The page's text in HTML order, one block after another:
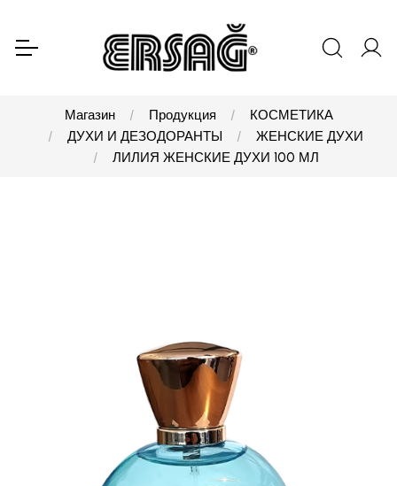
Магазин Продукция
КОСМЕТИКА
ДУХИ И ДЕЗОДОРАНТЫ
ЖЕНСКИЕ ДУХИ
ЛИЛИЯ ЖЕНСКИЕ ДУХИ 100 МЛ